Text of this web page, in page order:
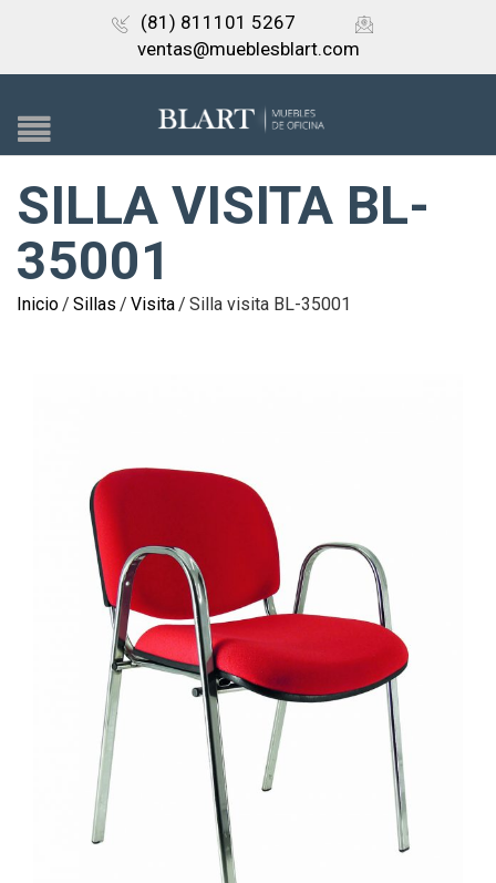
(81) 811101 5267
ventas@mueblesblart.com
SILLA VISITA BL-
35001
Inicio/ Sillas / Visita/ Silla visita BL-35001